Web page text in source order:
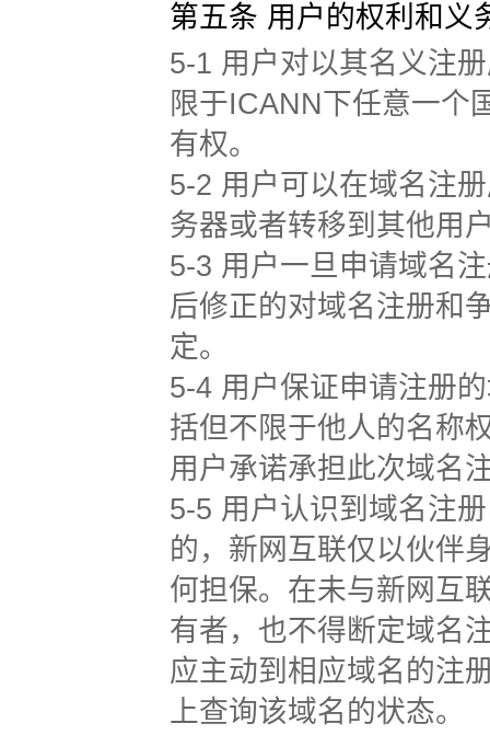
第五条 用户的权利和义
5-1 用户对以其名义注
限于ICANN下任意一个
有权。
5-2 用户可以在域名注
务器或者转移到其他用
5-3 用户一旦申请域名
后修正的对域名注册和
定。
5-4 用户保证申请注册
括但不限于他人的名称
用户承诺承担此次域名
5-5 用户认识到域名注
的，新网互联仅以伙伴
何担保。在未与新网互
有者，也不得断定域名
应主动到相应域名的注
上查询该域名的状态。